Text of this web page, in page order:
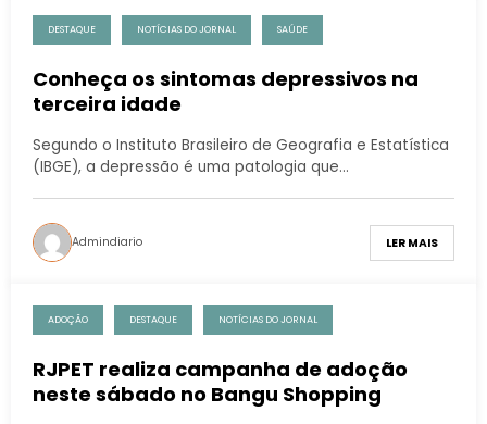
DESTAQUE NOTÍCIAS DO JORNAL SAÚDE
Conheça os sintomas depressivos na
terceira idade
Segundo o Instituto Brasileiro de Geografia e Estatística
(IBGE), a depressão é uma patologia que…
Admindiario LER MAIS
ADOÇÃO DESTAQUE NOTÍCIAS DO JORNAL
RJPET realiza campanha de adoção
neste sábado no Bangu Shopping